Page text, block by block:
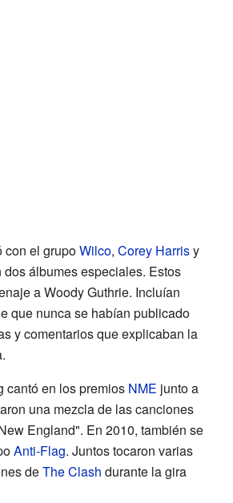
con el grupoWilco, Corey Harrisy
dos álbumes especiales. Estos
a Woody Guthrie. Incluían
que nunca se habían publicado
y comentarios que explicaban la
cantó en los premios NME junto a
una mezcla de las canciones
England". En 2010, también se
Anti-Flag. Juntos tocaron varias
deThe Clash durante la gira